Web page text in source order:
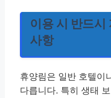
이용 시 반드시
사항
휴양림은 일반 호텔이
다릅니다. 특히 생태